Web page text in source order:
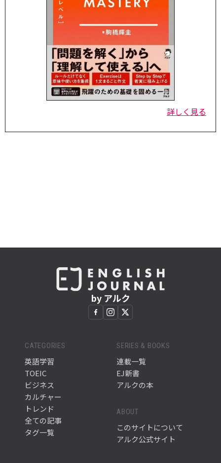
詳しく見る
by アルク
CATEGORIES
英語学習
TOEIC
ビジネス
カルチャー
トレンド
全ての記事
タグ一覧
SERIES & BOOKS
連載一覧
EJ新書
アルクの本
ABOUT
このサイトについて
アルク公式サイト